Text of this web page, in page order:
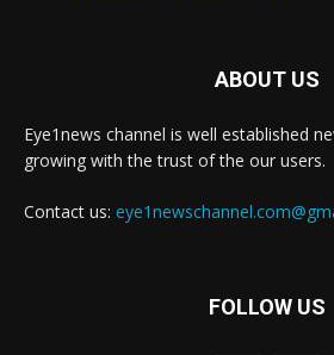
ABOUT US
Eye1news channel is well established
growing with the trust of the our users.
Contact us:
FOLLOW US